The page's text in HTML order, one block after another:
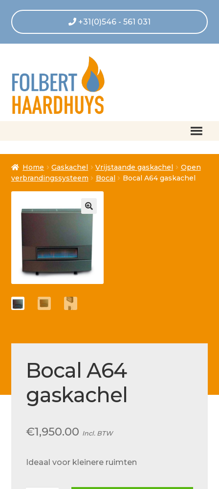
+31(0)546 - 561 031
Afrekenen
Algemene voorwaarden
Betaling geannuleerd
Betaling voltooid
Blog
Contact
FAQ
Klantenservice
Betaalmethode
Mijn account
Actueel
Home Gaskachel Vrijstaande gaskachel
Open
verbrandingssysteem
Bocal Bocal A64 gaskachel
Bocal A64
gaskachel
€1,950.00 Incl. BTW
Ideaal voor kleinere ruimten